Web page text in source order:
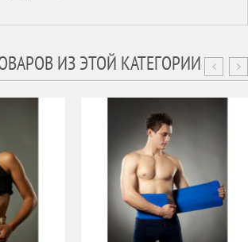
ИЗ ЭТОЙ КАТЕГОРИИ